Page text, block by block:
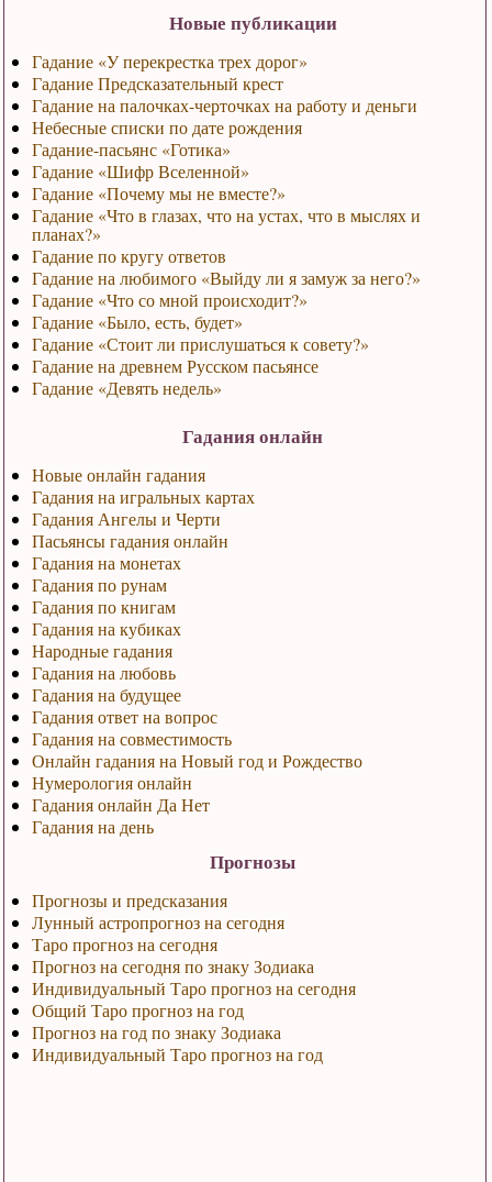
Новые публикации
Гадание «У перекрестка трех дорог»
Гадание Предсказательный крест
Гадание на палочках-черточках на работу и деньги
Небесные списки по дате рождения
Гадание-пасьянс «Готика»
Гадание «Шифр Вселенной»
Гадание «Почему мы не вместе?»
Гадание «Что в глазах, что на устах, что в мыслях и
планах?»
Гадание по кругу ответов
Гадание на любимого «Выйду ли я замуж за него?»
Гадание «Что со мной происходит?»
Гадание «Было, есть, будет»
Гадание «Стоит ли прислушаться к совету?»
Гадание на древнем Русском пасьянсе
Гадание «Девять недель»
Гадания онлайн
Новые онлайн гадания
Гадания на игральных картах
Гадания Ангелы и Черти
Пасьянсы гадания онлайн
Гадания на монетах
Гадания по рунам
Гадания по книгам
Гадания на кубиках
Народные гадания
Гадания на любовь
Гадания на будущее
Гадания ответ на вопрос
Гадания на совместимость
Онлайн гадания на Новый год и Рождество
Нумерология онлайн
Гадания онлайн Да Нет
Гадания на день
Прогнозы
Прогнозы и предсказания
Лунный астропрогноз на сегодня
Таро прогноз на сегодня
Прогноз на сегодня по знаку Зодиака
Индивидуальный Таро прогноз на сегодня
Общий Таро прогноз на год
Прогноз на год по знаку Зодиака
Индивидуальный Таро прогноз на год